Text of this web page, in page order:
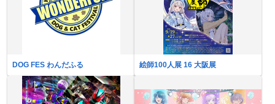
DOG FES わんだふる 絵師100人展 16 大阪展